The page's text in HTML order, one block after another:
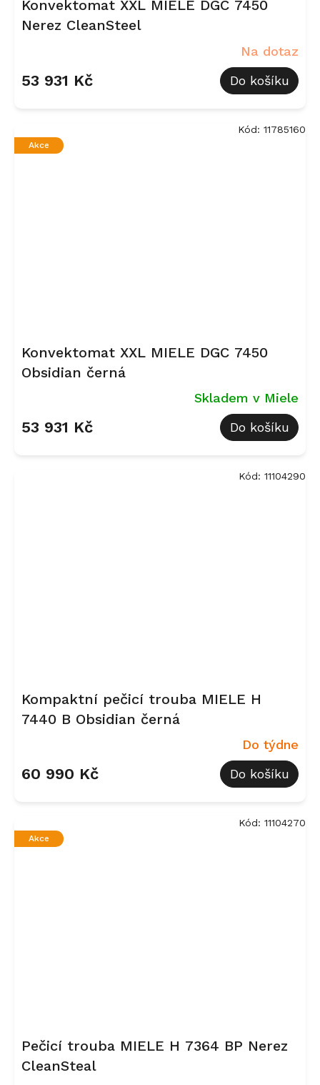
Konvektomat XXL MIELE DGC 7450
Nerez CleanSteel
Na dotaz
53 931 Kč Do košíku
Akce
Konvektomat XXL MIELE DGC 7450
Obsidian černá
Skladem v Miele
53 931 Kč Do košíku
Kód: 11785160
Kompaktní pečicí trouba MIELE H
7440 B Obsidian černá
Do týdne
60 990 Kč Do košíku
Kód: 11104290
Akce
Pečicí trouba MIELE H 7364 BP Nerez
CleanSteal
Kód: 11104270